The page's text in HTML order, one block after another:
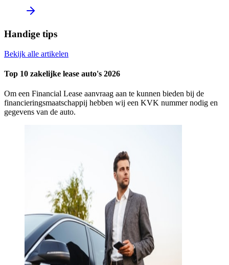
Handige tips
Bekijk alle artikelen
Top 10 zakelijke lease auto's 2026
Om een Financial Lease aanvraag aan te kunnen bieden bij de
financieringsmaatschappij hebben wij een KVK nummer nodig en
gegevens van de auto.